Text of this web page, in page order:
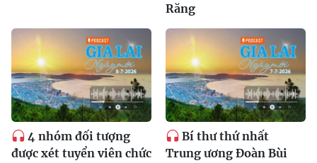
Răng
4 nhóm đối tượng
được xét tuyển viên chức
Bí thư thứ nhất
Trung ương Đoàn Bùi